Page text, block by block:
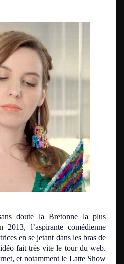
doute la Bretonne la plus
2013, l’aspirante comédienne
en se jetant dans les bras de
fait très vite le tour du web.
et notamment le Latte Show